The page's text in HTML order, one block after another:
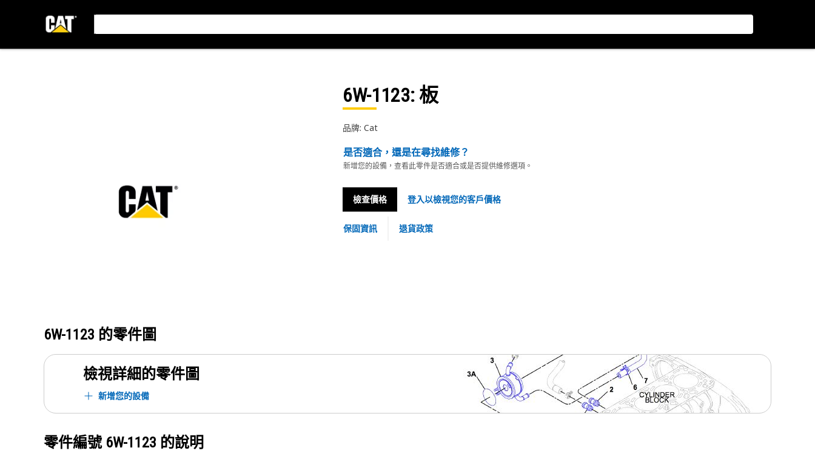
6W-1123: 板
品牌: Cat
是否適合，還是在尋找維修？
新增您的設備，查看此零件是否適合或是否提供維修選項。
檢查價格 登入以檢視您的客戶價格
保固資訊 退貨政策
6W-1123 的零件圖
檢視詳細的零件圖
新增您的設備
零件編號 6W-1123 的說明